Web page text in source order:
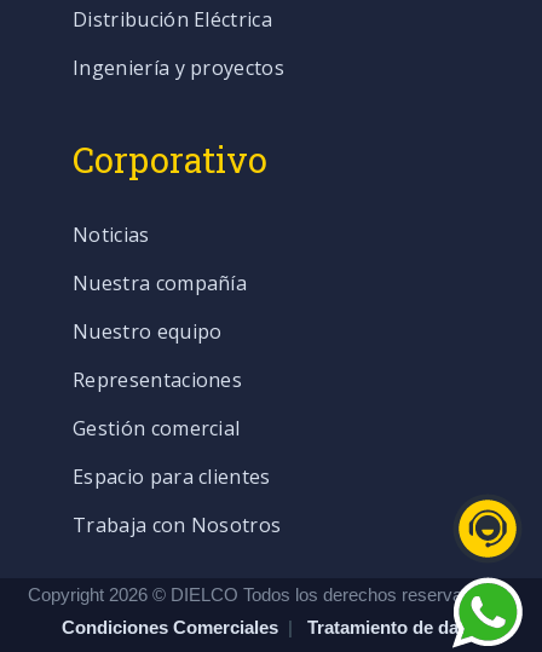
Distribución Eléctrica
Ingeniería y proyectos
Corporativo
Noticias
Nuestra compañía
Nuestro equipo
Representaciones
Gestión comercial
Espacio para clientes
Trabaja con Nosotros
Copyright 2026 © DIELCO Todos los derechos reservados. |
Condiciones Comerciales | Tratamiento de datos